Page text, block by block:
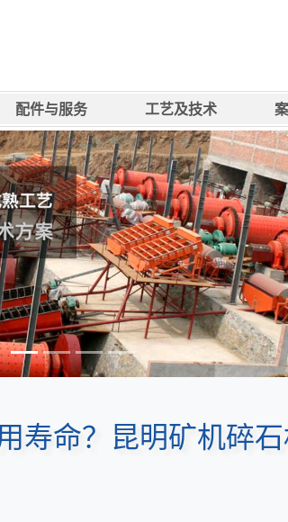
配件与服务 工艺及技术
寿命？昆明矿机碎